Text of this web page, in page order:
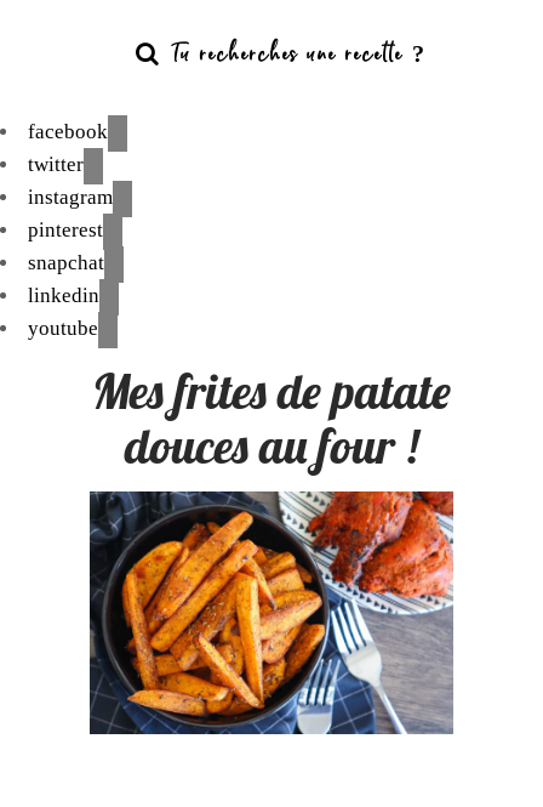
facebook
twitter
instagram
pinterest
snapchat
linkedin
youtube
Mes frites de patate
douces au four !